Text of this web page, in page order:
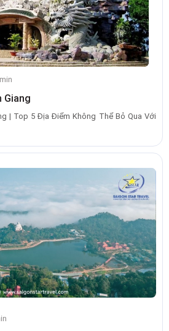
Giang
| Top 5 Địa Điểm Không Thể Bỏ Qua Với